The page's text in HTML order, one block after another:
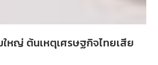
หญ่ ต้นเหตุเศรษฐกิจไทยเสีย